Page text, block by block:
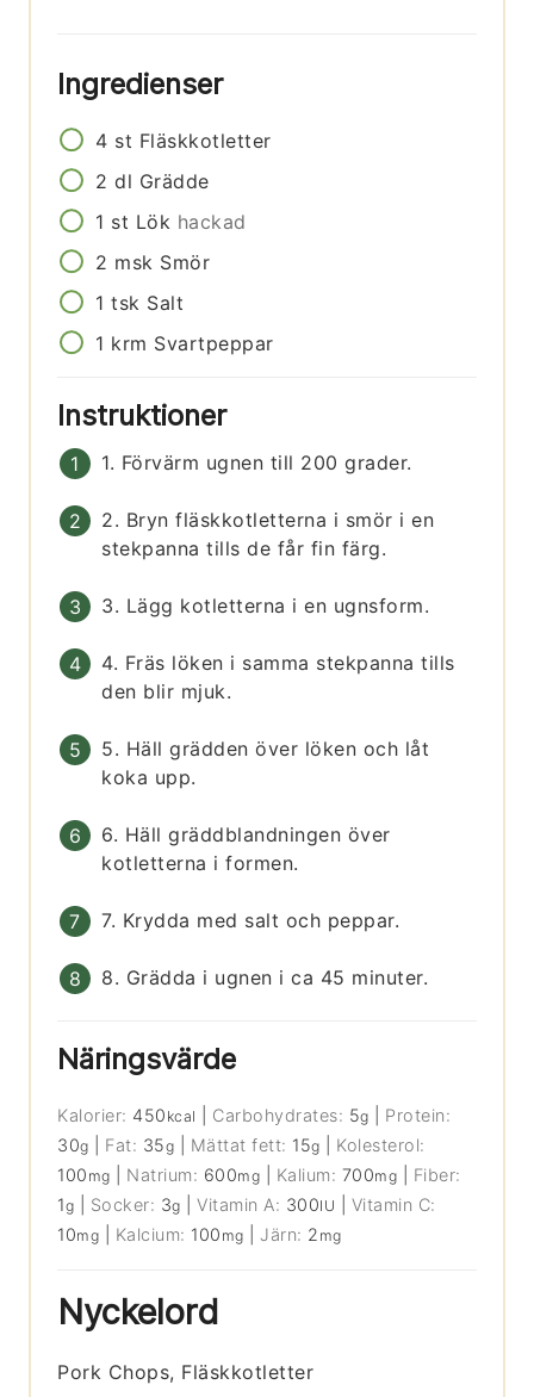
Ingredienser
4 st Fläskkotletter
2 dl Grädde
1 st Lök hackad
2 msk Smör
1 tsk Salt
1 krm Svartpeppar
Instruktioner
1. Förvärm ugnen till 200 grader.
2. Bryn fläskkotletterna i smör i en
stekpanna tills de får fin färg.
3. Lägg kotletterna i en ugnsform.
4. Fräs löken i samma stekpanna tills
den blir mjuk.
5. Häll grädden över löken och låt
koka upp.
6. Häll gräddblandningen över
kotletterna i formen.
7. Krydda med salt och peppar.
8. Grädda i ugnen i ca 45 minuter.
Näringsvärde
Kalorier: 450 kcal Carbohydrates: 5g
Protein:
30g Fat: 35g Mättat fett: 15g
Kolesterol:
100 mg Natrium: 600mg Kalium: 700mg
Fiber:
1g Socker: 3g |Vitamin A: 300IU
Vitamin C:
10mg Kalcium: 100 mg |Järn: 2 mg
Nyckelord
Pork Chops, Fläskkotletter